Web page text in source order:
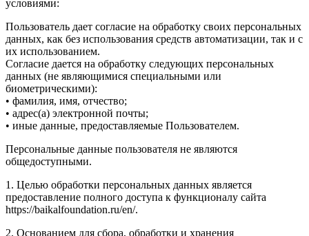
условиями:
Пользователь дает согласие на обработку своих персональных
данных, как без использования средств автоматизации, так и с
их использованием.
Согласие дается на обработку следующих персональных
данных (не являющимися специальными или
биометрическими):
• фамилия, имя, отчество;
• адрес(а) электронной почты;
• иные данные, предоставляемые Пользователем.
Персональные данные пользователя не являются
общедоступными.
1. Целью обработки персональных данных является
предоставление полного доступа к функционалу сайта
https://baikalfoundation.ru/en/.
2. Основанием для сбора, обработки и хранения